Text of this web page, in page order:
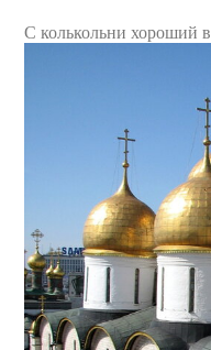
С колькольни хороший